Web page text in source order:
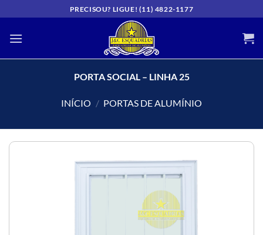
to
content
PRECISOU? LIGUE! (11) 4822-1177
PORTA SOCIAL – LINHA 25
INÍCIO / PORTAS DE ALUMÍNIO